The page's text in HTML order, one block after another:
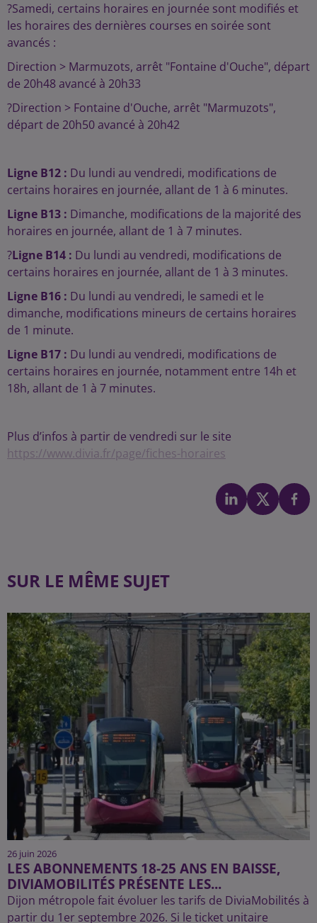
?Samedi, certains horaires en journée sont modifiés et
les horaires des dernières courses en soirée sont
avancés :
Direction > Marmuzots, arrêt "Fontaine d'Ouche", départ
de 20h48 avancé à 20h33
?Direction > Fontaine d'Ouche, arrêt "Marmuzots",
départ de 20h50 avancé à 20h42
Ligne B12 : Du lundi au vendredi, modifications de
certains horaires en journée, allant de 1 à 6 minutes.
Ligne B13 : Dimanche, modifications de la majorité des
horaires en journée, allant de 1 à 7 minutes.
?Ligne B14 : Du lundi au vendredi, modifications de
certains horaires en journée, allant de 1 à 3 minutes.
Ligne B16 : Du lundi au vendredi, le samedi et le
dimanche, modifications mineurs de certains horaires
de 1 minute.
Ligne B17 : Du lundi au vendredi, modifications de
certains horaires en journée, notamment entre 14h et
18h, allant de 1 à 7 minutes.
Plus d’infos à partir de vendredi sur le site
https://www.divia.fr/page/fiches-horaires
SUR LE MÊME SUJET
26 juin 2026
LES ABONNEMENTS 18-25 ANS EN BAISSE,
DIVIAMOBILITÉS PRÉSENTE LES...
Dijon métropole fait évoluer les tarifs de DiviaMobilités à
partir du 1er septembre 2026. Si le ticket unitaire